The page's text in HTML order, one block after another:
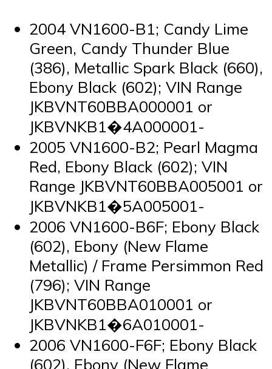
2004 VN1600-B1; Candy Lime
Green, Candy Thunder Blue
(386), Metallic Spark Black (660),
Ebony Black (602); VIN Range
JKBVNT60BBA000001 or
JKBVNKB1�4A000001-
2005 VN1600-B2; Pearl Magma
Red, Ebony Black (602); VIN
Range JKBVNT60BBA005001 or
JKBVNKB1�5A005001-
2006 VN1600-B6F; Ebony Black
(602), Ebony (New Flame
Metallic) / Frame Persimmon Red
(796); VIN Range
JKBVNT60BBA010001 or
JKBVNKB1�6A010001-
2006 VN1600-F6F; Ebony Black
(602), Ebony (New Flame